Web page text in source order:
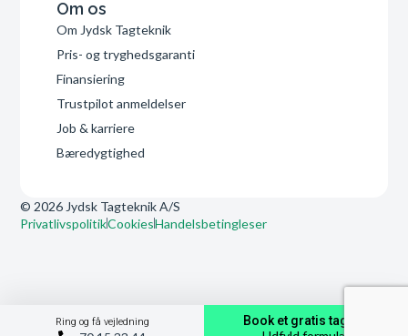
Om os
Om Jydsk Tagteknik
Pris- og tryghedsgaranti
Finansiering
Trustpilot anmeldelser
Job & karriere
Bæredygtighed
© 2026 Jydsk Tagteknik A/S
PrivatlivspolitikCookiesHandelsbetingleser
Ring og få vejledning Book et gratis tagtjek